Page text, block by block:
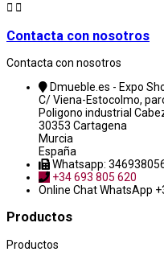
 
Contacta con nosotros
Contacta con nosotros
Dmueble.es - Expo
C/ Viena-Estocolmo,
Poligono industrial
30353 Cartagena
Murcia
España
Whatsapp:
+34 693 805 620
Online ChatWhatsApp
Productos
Productos